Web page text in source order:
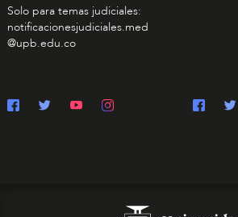
Solo para temas judiciales:
notificacionesjudiciales.med
@upb.edu.co